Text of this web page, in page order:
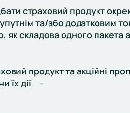
страховий продукт
та/або додатковим
складова одного пакета
продукт та акційні
їх дії